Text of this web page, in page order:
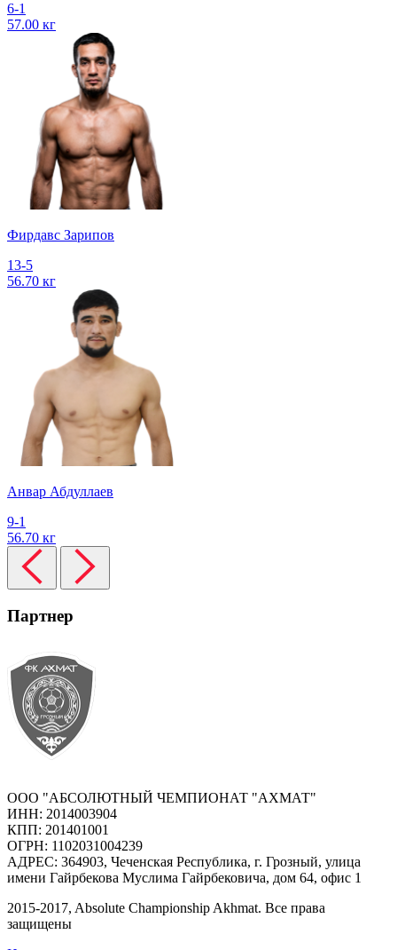
6-1
57.00 кг
Фирдавс Зарипов
13-5
56.70 кг
Анвар Абдуллаев
9-1
56.70 кг
Партнер
ООО "АБСОЛЮТНЫЙ ЧЕМПИОНАТ "АХМАТ"
ИНН: 2014003904
КПП: 201401001
ОГРН: 1102031004239
АДРЕС: 364903, Чеченская Республика, г. Грозный, улица
имени Гайрбекова Муслима Гайрбековича, дом 64, офис 1
2015-2017, Absolute Championship Akhmat. Все права
защищены